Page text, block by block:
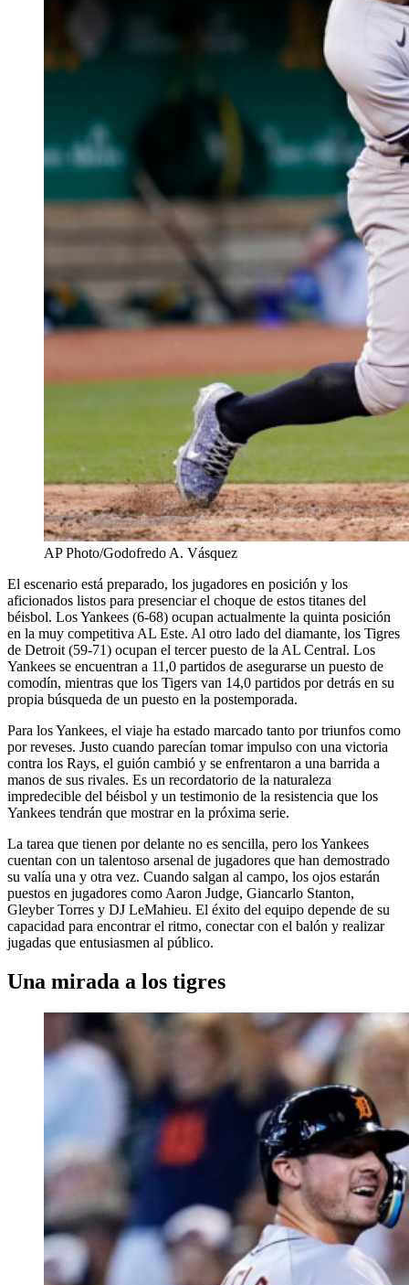
AP Photo/Godofredo A. Vásquez
El escenario está preparado, los jugadores en posición y los
aficionados listos para presenciar el choque de estos titanes del
béisbol. Los Yankees (6-68) ocupan actualmente la quinta posición
en la muy competitiva AL Este. Al otro lado del diamante, los Tigres
de Detroit (59-71) ocupan el tercer puesto de la AL Central. Los
Yankees se encuentran a 11,0 partidos de asegurarse un puesto de
comodín, mientras que los Tigers van 14,0 partidos por detrás en su
propia búsqueda de un puesto en la postemporada.
Para los Yankees, el viaje ha estado marcado tanto por triunfos como
por reveses. Justo cuando parecían tomar impulso con una victoria
contra los Rays, el guión cambió y se enfrentaron a una barrida a
manos de sus rivales. Es un recordatorio de la naturaleza
impredecible del béisbol y un testimonio de la resistencia que los
Yankees tendrán que mostrar en la próxima serie.
La tarea que tienen por delante no es sencilla, pero los Yankees
cuentan con un talentoso arsenal de jugadores que han demostrado
su valía una y otra vez. Cuando salgan al campo, los ojos estarán
puestos en jugadores como Aaron Judge, Giancarlo Stanton,
Gleyber Torres y DJ LeMahieu. El éxito del equipo depende de su
capacidad para encontrar el ritmo, conectar con el balón y realizar
jugadas que entusiasmen al público.
Una mirada a los tigres